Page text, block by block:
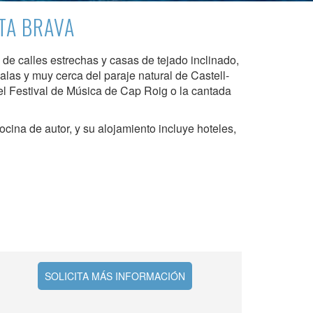
BRAVA
calles estrechas y casas de tejado inclinado,
y muy cerca del paraje natural de Castell-
Festival de Música de Cap Roig o la cantada
de autor, y su alojamiento incluye hoteles,
SOLICITA MÁS INFORMACIÓN
este